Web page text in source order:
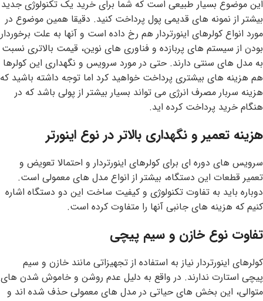
این موضوع بسیار طبیعی است که شما برای خرید یک تکنولوژی جدید
بیشتر از نمونه های قدیمی پول پرداخت کنید. دقیقا همین موضوع در
مورد انواع کولرهای اینورتردار هم رخ داده است و آنها به علت برخوردار
بودن از سیستم های پربازده و فناوری های نوین، قیمت بالاتری نسبت
به مدل های سنتی دارند. حتی در مورد سرویس و نگهداری این کولرها
هم هزینه های بیشتری پرداخت خواهید کرد اما توجه داشته باشید که
هزینه سربار مصرف انرژی می تواند بسیار بیشتر از پولی باشد که در
هنگام خرید پرداخت کرده اید.
هزینه تعمیر و نگهداری بالاتر در نوع اینورتر
سرویس های دوره ای برای کولرهای اینورتردار و احتمالا تعویض و
تعمیر قطعات این دستگاه، بیشتر از انواع مدل های معمولی است.
دوباره باید به تفاوت تکنولوژی و کیفیت ساخت این دو دستگاه اشاره
کنیم که هزینه های جانبی آنها را متفاوت کرده است.
تفاوت نوع خازن و سیم پیچی
کولرهای اینورتردار نیاز به استفاده از تجهیزاتی مانند خازن و سیم
پیچی استارت ندارند. در واقع به دلیل عدم روشن و خاموش شدن های
متوالی، این بخش های حیاتی در مدل های معمولی حذف شده اند و